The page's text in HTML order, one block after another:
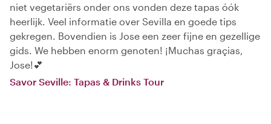
niet vegetariërs onder ons vonden deze tapas óók
heerlijk. Veel informatie over Sevilla en goede tips
gekregen. Bovendien is Jose een zeer fijne en gezellige
gids. We hebben enorm genoten! ¡Muchas graçias,
Jose!💕
Savor Seville: Tapas & Drinks Tour